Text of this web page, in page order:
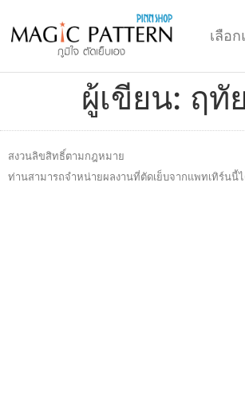
เลือ
ผู้เขียน: ฤทั
สงวนลิขสิทธิ์ตามกฎหมาย
ท่านสามารถจำหน่ายผลงานที่ตัดเย็บจากแพทเทิร์น